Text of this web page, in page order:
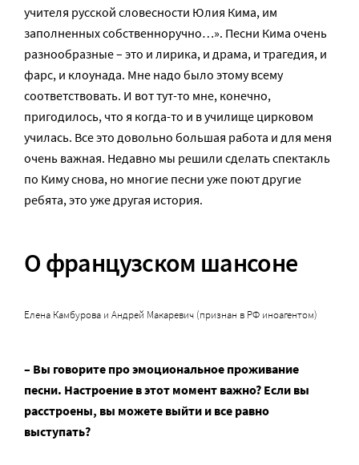
учителя русской словесности Юлия Кима, им
заполненных собственноручно…». Песни Кима очень
разнообразные – это и лирика, и драма, и трагедия, и
фарс, и клоунада. Мне надо было этому всему
соответствовать. И вот тут-то мне, конечно,
пригодилось, что я когда-то и в училище цирковом
училась. Все это довольно большая работа и для меня
очень важная. Недавно мы решили сделать спектакль
по Киму снова, но многие песни уже поют другие
ребята, это уже другая история.
О французском шансоне
Елена Камбурова и Андрей Макаревич (признан в РФ иноагентом)
– Вы говорите про эмоциональное проживание
песни. Настроение в этот момент важно? Если вы
расстроены, вы можете выйти и все равно
выступать?